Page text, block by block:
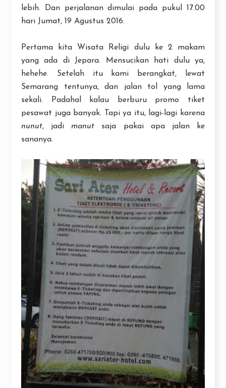
lebih. Dan perjalanan dimulai pada pukul 17.00
hari Jumat, 19 Agustus 2016.
Pertama kita Wisata Religi dulu ke 2 makam
yang ada di Jepara. Mensucikan hati dulu ya,
hehehe. Setelah itu kami berangkat, lewat
Semarang tentunya, dan jalan tol yang lama
sekali. Padahal kalau berburu promo tiket
pesawat juga banyak. Tapi ya itu, lagi-lagi karena
nunut, jadi manut saja pakai apa jalan ke
sananya.